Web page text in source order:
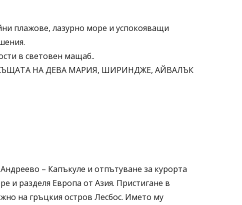
плажове, лазурно море и успокояващи
в световен мащаб..
КЪЩАТА НА ДЕВА МАРИЯ, ШИРИНДЖЕ, АЙВАЛЪК
– Капъкуле и отпътуване за курорта
и разделя Европа от Азия. Пристигане в
на гръцкия остров Лесбос. Името му